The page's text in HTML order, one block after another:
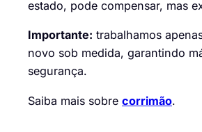
estado, pode compensar, mas
Importante: trabalhamos
novo sob medida, garantindo
segurança.
Saiba mais sobre corrimão.